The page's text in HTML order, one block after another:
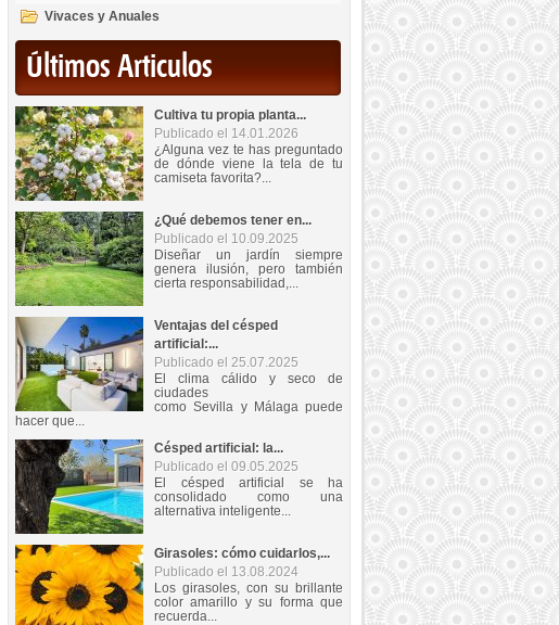
Vivaces y Anuales
Últimos Articulos
Cultiva tu propia planta...
Publicado el 14.01.2026
¿Alguna vez te has preguntado
de dónde viene la tela de tu
camiseta favorita?...
¿Qué debemos tener en...
Publicado el 10.09.2025
Diseñar un jardín siempre
genera ilusión, pero también
cierta responsabilidad,...
Ventajas del césped
artificial:...
Publicado el 25.07.2025
El clima cálido y seco de
ciudades
como Sevilla y Málaga puede
hacer que...
Césped artificial: la...
Publicado el 09.05.2025
El césped artificial se ha
consolidado como una
alternativa inteligente...
Girasoles: cómo cuidarlos,...
Publicado el 13.08.2024
Los girasoles, con su brillante
color amarillo y su forma que
recuerda...